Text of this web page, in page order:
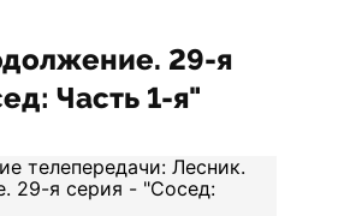
29-я
Часть 1-я"